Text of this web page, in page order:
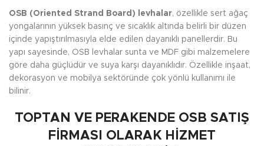
OSB (Oriented Strand Board) levhalar, özellikle sert ağaç
yongalarının yüksek basınç ve sıcaklık altında belirli bir düzen
içinde yapıştırılmasıyla elde edilen dayanıklı panellerdir. Bu
yapı sayesinde, OSB levhalar sunta ve MDF gibi malzemelere
göre daha güçlüdür ve suya karşı dayanıklıdır. Özellikle inşaat,
dekorasyon ve mobilya sektöründe çok yönlü kullanımı ile
bilinir.
TOPTAN VE PERAKENDE OSB SATIŞ
FİRMASI OLARAK HİZMET